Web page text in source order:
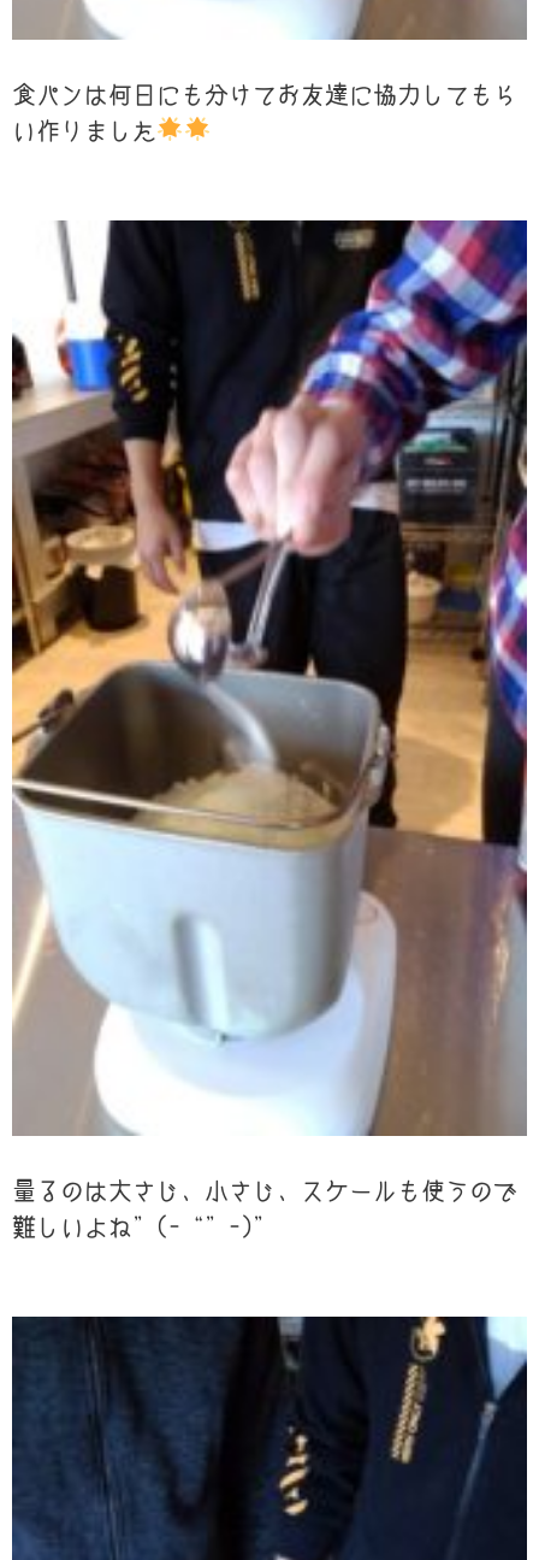
食パンは何日にも分けてお友達に協力してもら
い作りました
量るのは大さじ、小さじ、スケールも使うので
難しいよね”(-“”-)”